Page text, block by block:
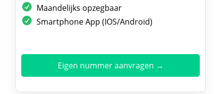
Maandelijks opzegbaar
Smartphone App (IOS/Android)
Eigen nummer aanvragen →